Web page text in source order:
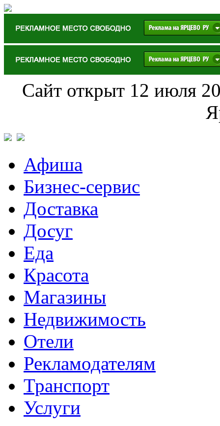
Сайт открыт 12 июля
Афиша
Бизнес-сервис
Доставка
Досуг
Еда
Красота
Магазины
Недвижимость
Отели
Рекламодателям
Транспорт
Услуги